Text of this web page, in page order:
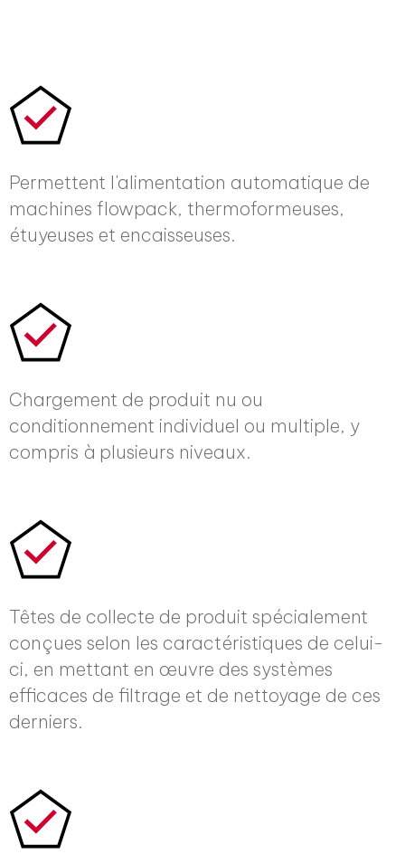
Permettent l'alimentation automatique de
machines flowpack, thermoformeuses,
étuyeuses et encaisseuses.
Chargement de produit nu ou
conditionnement individuel ou multiple, y
compris à plusieurs niveaux.
Têtes de collecte de produit spécialement
conçues selon les caractéristiques de celui-
ci, en mettant en œuvre des systèmes
efficaces de filtrage et de nettoyage de ces
derniers.